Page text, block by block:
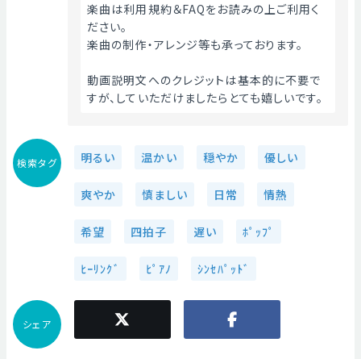
楽曲は利用規約＆FAQをお読みの上ご利用く
ださい。
楽曲の制作・アレンジ等も承っております。
動画説明文へのクレジットは基本的に不要で
すが、していただけましたらとても嬉しいです。
検索タグ 明るい 温かい 穏やか 優しい
爽やか 慎ましい 日常 情熱
希望 四拍子 遅い ﾎﾟｯﾌﾟ
ﾋｰﾘﾝｸﾞ ﾋﾟｱﾉ ｼﾝｾﾊﾟｯﾄﾞ
シェア